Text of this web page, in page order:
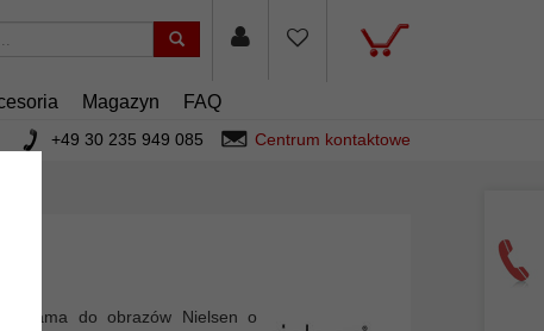
Magazyn FAQ
+49 30 235 949 085 Centrum kontaktowe
rama do obrazów Nielsen o